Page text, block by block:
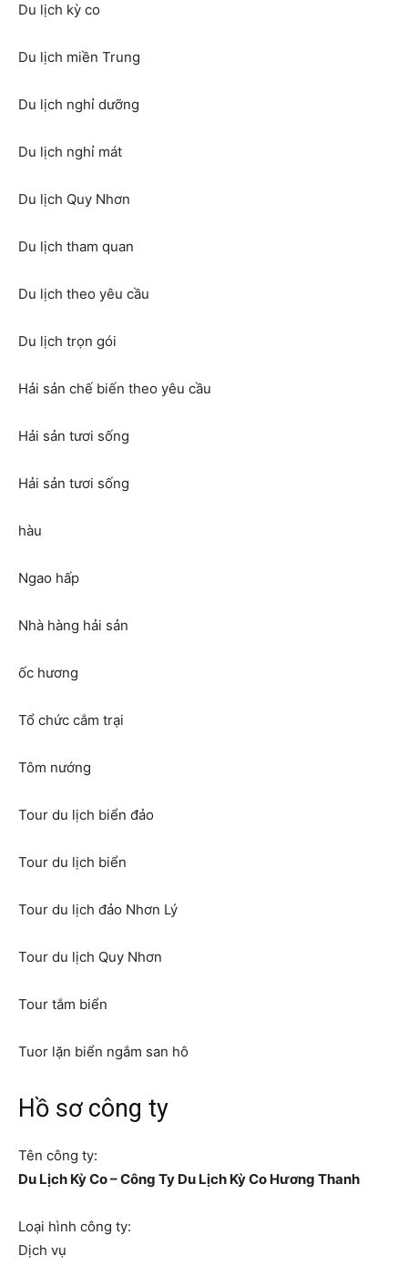
Du lịch kỳ co
Du lịch miền Trung
Du lịch nghỉ dưỡng
Du lịch nghỉ mát
Du lịch Quy Nhơn
Du lịch tham quan
Du lịch theo yêu cầu
Du lịch trọn gói
Hải sản chế biến theo yêu cầu
Hải sản tươi sống
Hải sản tươi sống
hàu
Ngao hấp
Nhà hàng hải sản
ốc hương
Tổ chức cắm trại
Tôm nướng
Tour du lịch biển đảo
Tour du lịch biển
Tour du lịch đảo Nhơn Lý
Tour du lịch Quy Nhơn
Tour tắm biển
Tuor lặn biển ngắm san hô
Hồ sơ công ty
Tên công ty:
Du Lịch Kỳ Co – Công Ty Du Lịch Kỳ Co Hương Thanh
Loại hình công ty:
Dịch vụ